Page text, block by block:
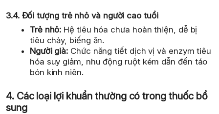
3.4. Đối tượng trẻ nhỏ và người cao tuổi
Trẻ nhỏ: Hệ tiêu hóa chưa hoàn thiện, dễ bị
tiêu chảy, biếng ăn.
Người già: Chức năng tiết dịch vị và enzym tiêu
hóa suy giảm, nhu động ruột kém dẫn đến táo
bón kinh niên.
4. Các loại lợi khuẩn thường có trong thuốc bổ
sung